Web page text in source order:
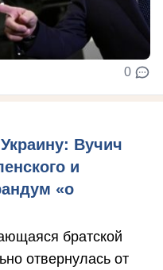
0
Вучич
и
«о
братской
отвернулась от